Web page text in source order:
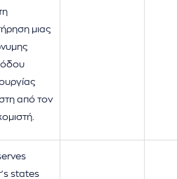
μιας
από τον
states